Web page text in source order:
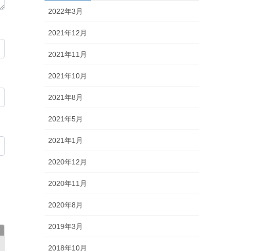
2022年3月
2021年12月
2021年11月
2021年10月
2021年8月
2021年5月
2021年1月
2020年12月
2020年11月
2020年8月
2019年3月
2018年10月